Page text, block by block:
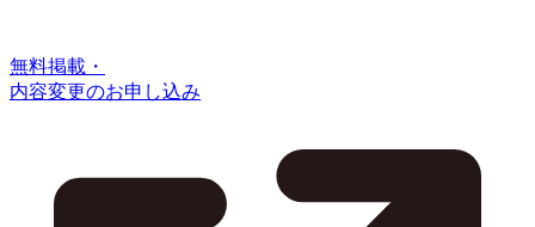
無料掲載・
内容変更のお申し込み